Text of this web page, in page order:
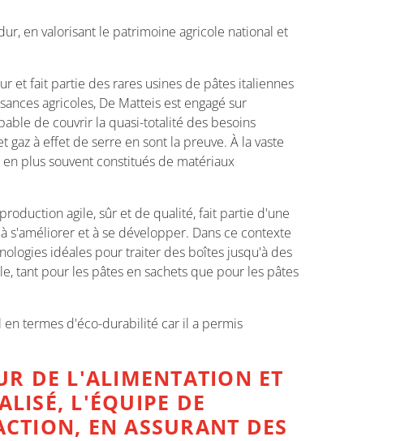
en valorisant le patrimoine agricole national et
et fait partie des rares usines de pâtes italiennes
agricoles, De Matteis est engagé sur
de couvrir la quasi-totalité des besoins
à effet de serre en sont la preuve. À la vaste
plus souvent constitués de matériaux
agile, sûr et de qualité, fait partie d'une
et à se développer. Dans ce contexte
idéales pour traiter des boîtes jusqu'à des
tant pour les pâtes en sachets que pour les pâtes
termes d'éco-durabilité car il a permis
DE L'ALIMENTATION ET
L'ÉQUIPE DE
EN ASSURANT DES